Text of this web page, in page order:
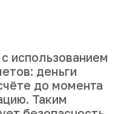
использованием
деньги
до момента
Таким